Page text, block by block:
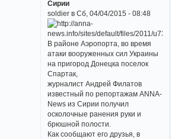
Сирии
soldier в Сб, 04/04/2015 - 08:48
В районе Аэропорта, во время
атаки вооруженных сил Украины
на пригород Донецка поселок
Спартак,
журналист Андрей Филатов
известный по репортажам ANNA-
News из Сирии получил
осколочные ранения руки и
брюшной полости.
Как сообщают его друзья, в